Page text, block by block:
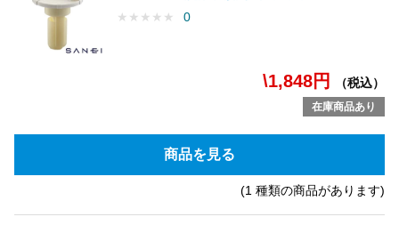
★ ★ ★ ★ ★ 0
\1,848円 （税込）
在庫商品あり
商品を見る
(1 種類の商品があります)